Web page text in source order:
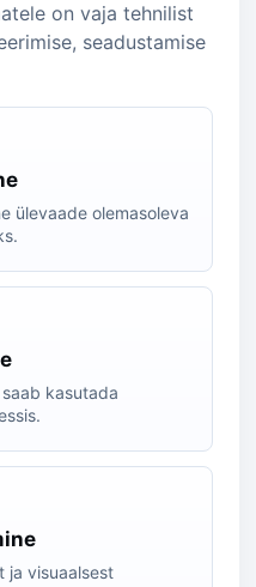
on vaja tehnilist
seadustamise
ülevaade olemasoleva
kasutada
ja visuaalsest